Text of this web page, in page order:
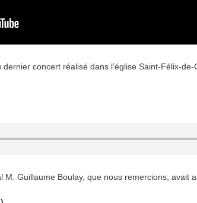
concert réalisé dans l’église Saint-Félix-
Guillaume Boulay, que nous remercions, avait